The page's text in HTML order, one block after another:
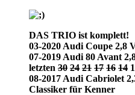
DAS TRIO ist komplett!
03-2020 Audi Coupe 2,8
07-2019 Audi 80 Avant
letzten 30 24 21 17 16 14
08-2017 Audi Cabriolet
Classiker für Kenner